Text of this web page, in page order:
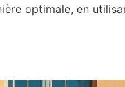
optimale, en